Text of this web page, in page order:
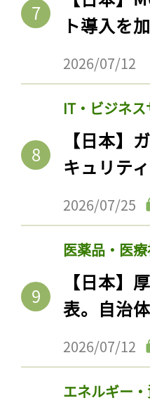
ト導入を
2026/07/12
IT・ビジネ
【日本】
キュリテ
2026/07/25
医薬品・医
【日本】
表。自治
2026/07/12
エネルギー